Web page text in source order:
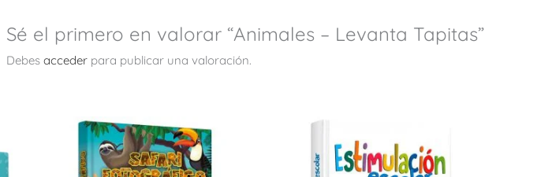
Sé el primero en valorar “Animales – Levanta Tapitas”
Debes acceder para publicar una valoración.